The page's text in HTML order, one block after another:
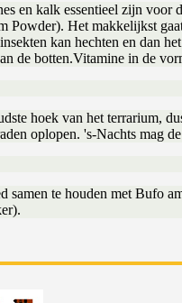
en kalk essentieel zijn voor
Powder). Het makkelijkst
kan hechten en dan
de botten.Vitamine in de
hoek van het terrarium,
oplopen. 's-Nachts mag
samen te houden met Bufo